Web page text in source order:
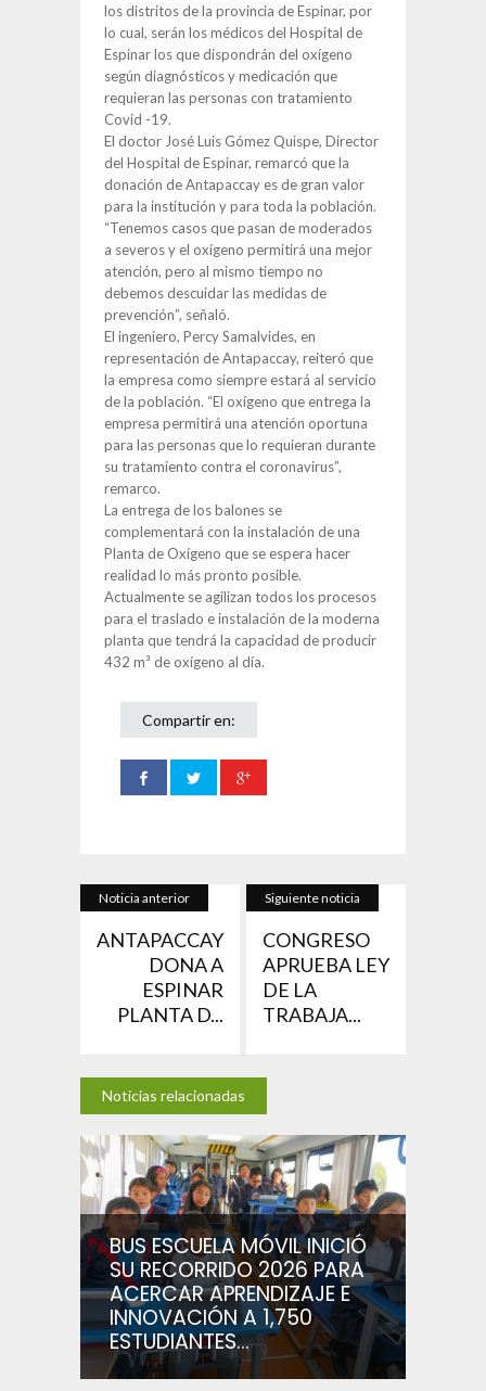
los distritos de la provincia de Espinar, por
lo cual, serán los médicos del Hospital de
Espinar los que dispondrán del oxígeno
según diagnósticos y medicación que
requieran las personas con tratamiento
Covid -19.
El doctor José Luis Gómez Quispe, Director
del Hospital de Espinar, remarcó que la
donación de Antapaccay es de gran valor
para la institución y para toda la población.
“Tenemos casos que pasan de moderados
a severos y el oxígeno permitirá una mejor
atención, pero al mismo tiempo no
debemos descuidar las medidas de
prevención”, señaló.
El ingeniero, Percy Samalvides, en
representación de Antapaccay, reiteró que
la empresa como siempre estará al servicio
de la población. “El oxígeno que entrega la
empresa permitirá una atención oportuna
para las personas que lo requieran durante
su tratamiento contra el coronavirus”,
remarco.
La entrega de los balones se
complementará con la instalación de una
Planta de Oxígeno que se espera hacer
realidad lo más pronto posible.
Actualmente se agilizan todos los procesos
para el traslado e instalación de la moderna
planta que tendrá la capacidad de producir
432 m³ de oxígeno al día.
Compartir en:
Noticia anterior
ANTAPACCAY
DONA A
ESPINAR
PLANTA D...
Siguiente noticia
CONGRESO
APRUEBA LEY
DE LA
TRABAJA...
Noticias relacionadas
BUS ESCUELA MÓVIL INICIÓ
SU RECORRIDO 2026 PARA
ACERCAR APRENDIZAJE E
INNOVACIÓN A 1,750
ESTUDIANTES...